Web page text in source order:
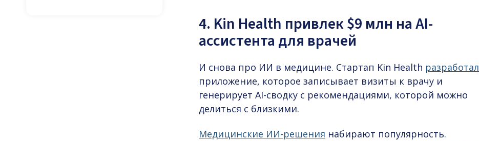
4. Kin Health привлек $9 млн на AI-
ассистента для врачей
И снова про ИИ в медицине. Стартап Kin Health разработал
приложение, которое записывает визиты к врачу и
генерирует AI-сводку с рекомендациями, которой можно
делиться с близкими.
Медицинские ИИ-решения набирают популярность.